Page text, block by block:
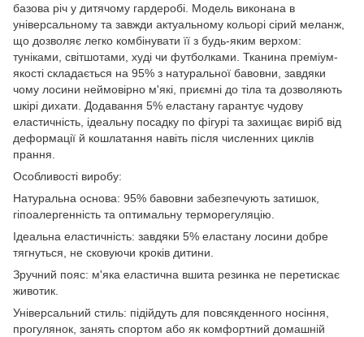
базова річ у дитячому гардеробі. Модель виконана в
універсальному та завжди актуальному кольорі сірий меланж,
що дозволяє легко комбінувати її з будь-яким верхом:
туніками, світшотами, худі чи футболками. Тканина преміум-
якості складається на 95% з натуральної бавовни, завдяки
чому лосини неймовірно м'які, приємні до тіла та дозволяють
шкірі дихати. Додавання 5% еластану гарантує чудову
еластичність, ідеальну посадку по фігурі та захищає виріб від
деформації й кошлатання навіть після численних циклів
прання.
Особливості виробу:
Натуральна основа: 95% бавовни забезпечують затишок,
гіпоалергенність та оптимальну терморегуляцію.
Ідеальна еластичність: завдяки 5% еластану лосини добре
тягнуться, не сковуючи кроків дитини.
Зручний пояс: м'яка еластична вшита резинка не перетискає
животик.
Універсальний стиль: підійдуть для повсякденного носіння,
прогулянок, занять спортом або як комфортний домашній